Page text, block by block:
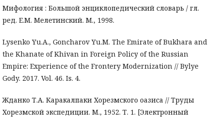
Мифология : Большой энциклопедический словарь / гл.
ред. Е.М. Мелетинский. М., 1998.
Lysenko Yu.A., Goncharov Yu.M. The Emirate of Bukhara and
the Khanate of Khivan in Foreign Policy of the Russian
Empire: Experience of the Frontery Modernization // Bylye
Gody. 2017. Vol. 46. Is. 4.
Жданко Т.А. Каракалпаки Хорезмского оазиса // Труды
Хорезмской экспедиции. М., 1952. Т. 1. [Электронный